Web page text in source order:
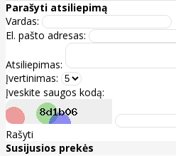
Parašyti atsiliepimą
Vardas:
El. pašto adresas:
Atsiliepimas:
Įvertinimas:
Įveskite saugos kodą:
Rašyti
Susijusios prekės